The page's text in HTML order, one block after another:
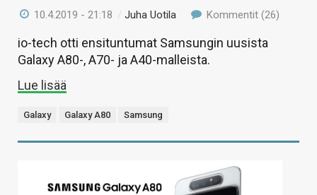
10.4.2019 - 21:18 /Juha Uotila Kommentit (26)
io-tech otti ensituntumat Samsungin uusista
Galaxy A80-, A70- ja A40-malleista.
Lue lisää
Galaxy Galaxy A80 Samsung